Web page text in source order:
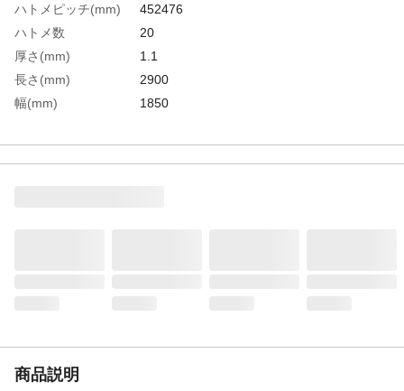
ハトメピッチ(mm)
452476
ハトメ数
20
厚さ(mm)
1.1
長さ(mm)
2900
幅(mm)
1850
辺
ハトメピッチ(mm)長 476
商品説明